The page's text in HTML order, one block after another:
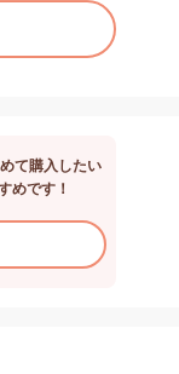
て購入したい
めです！